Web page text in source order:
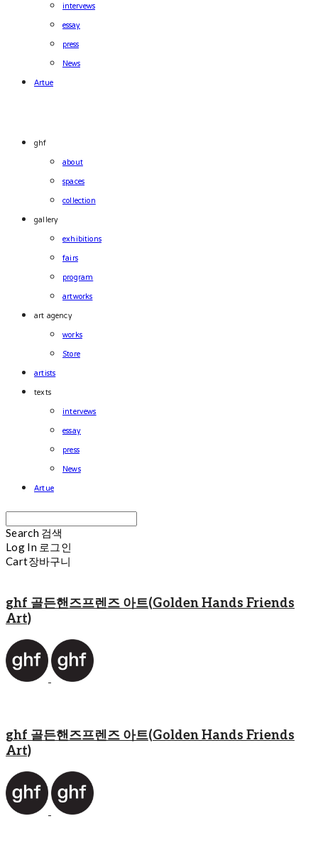
intervews
essay
press
News
Artue
ghf
about
spaces
collection
gallery
exhibitions
fairs
program
artworks
art agency
works
Store
artists
texts
intervews
essay
press
News
Artue
Search 검색
Log In 로그인
Cart장바구니
ghf 골든핸즈프렌즈 아트(Golden Hands Friends
Art)
ghf 골든핸즈프렌즈 아트(Golden Hands Friends
Art)